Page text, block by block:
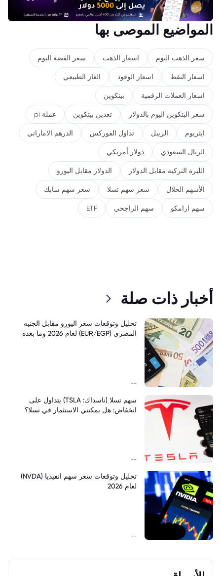
المواضيع الموصى بها
سعر الذهب اليوم اسعار الذهب سعر الفضة اليوم
اسعار النفط اسعار الوقود الغاز الطبيعي
اسعار العملات الرقمية بيتكوين
سعر البتكوين اليوم بالدولار تعدين بيتكوين عملة pi
ايثريوم الريبل تداول الفوركس الدرهم الاماراتي
الريال السعودي دولار أمريكي
الليرة التركية مقابل الدولار الدولار مقابل اليورو
الأسهم الحلال سعر سهم تسلا سعر سهم سابك
سهم ارامكو سهم الراجحي ETF
أخبار ذات صلة
تحليل وتوقعات سعر اليورو مقابل الجنيه
المصري (EUR/EGP) لعام 2026 وما بعده
--
سهم تسلا (ناسداك: TSLA) يتداول على
انخفاض: هل يمكنني الاستثمار في تسلا؟
--
تحليل وتوقعات سعر سهم انفيديا (NVDA)
لعام 2026
--